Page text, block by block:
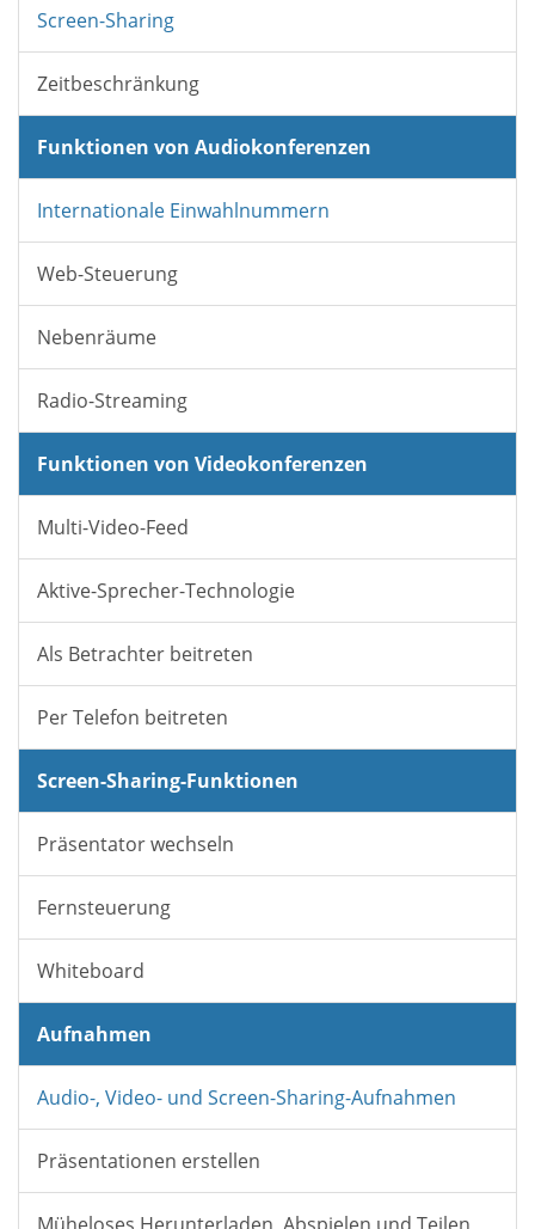
Screen-Sharing
Zeitbeschränkung
Funktionen von Audiokonferenzen
Internationale Einwahlnummern
Web-Steuerung
Nebenräume
Radio-Streaming
Funktionen von Videokonferenzen
Multi-Video-Feed
Aktive-Sprecher-Technologie
Als Betrachter beitreten
Per Telefon beitreten
Screen-Sharing-Funktionen
Präsentator wechseln
Fernsteuerung
Whiteboard
Aufnahmen
Audio-, Video- und Screen-Sharing-Aufnahmen
Präsentationen erstellen